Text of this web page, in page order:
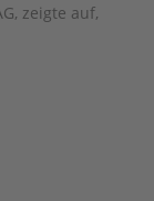
zeigte auf,